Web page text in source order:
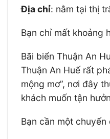
Địa chỉ: nằm tại thị
Bạn chỉ mất khoảng
Bãi biển Thuận An
Thuận An Huế rất
mộng mơ”, nơi đây
khách muốn tận
Bạn cần một